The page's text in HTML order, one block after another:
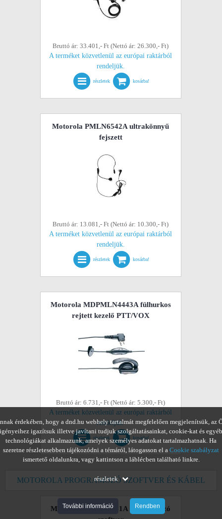
Bruttó ár: 33.401,- Ft (Nettó ár: 26.300,- Ft)
A terméket közvetlenül az európai raktárból
rendeljük.
részletek kosárba!
Motorola PMLN6542A ultrakönnyű
fejszett
Bruttó ár: 13.081,- Ft (Nettó ár: 10.300,- Ft)
A terméket közvetlenül az európai raktárból
rendeljük.
részletek kosárba!
Motorola MDPMLN4443A fülhurkos
rejtett kezelő PTT/VOX
Bruttó ár: 6.731,- Ft (Nettó ár: 5.300,- Ft)
A terméket közvetlenül az európai raktárból
rendeljük.
részletek kosárba!
MOTOROLA PROGRAMOZÓ SZOFTVER ÉS KÁBEL
Motorola GMVN5141A programozó
érdekében, hogy a dnd.hu webhely tartalmát megfelelően megjelenítsük, az
igényeihez igazítsuk illetve javítani tudjuk szolgáltatásainkat, cookie-kat és egyéb
technológiákat alkalmazunk, amelyek személyes adatokat tartalmazhatnak. Ha
szeretne részletesebben tájékozódni a témáról, látogasson el a Cookie szabályzat
ismertető oldalunkra, vagy kattintson a láblécben található linkre.
részletek
További információ Rendben